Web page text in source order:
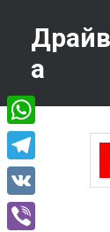
содержимому
а
WhatsApp
Telegram
VK